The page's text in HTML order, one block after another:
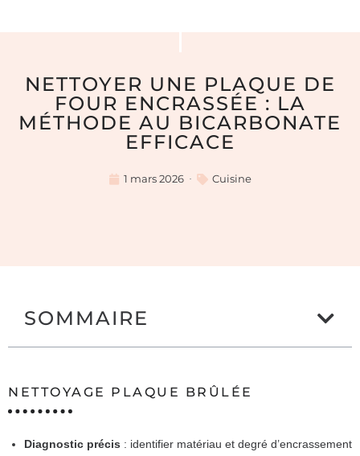
NETTOYER UNE PLAQUE DE
FOUR ENCRASSÉE : LA
MÉTHODE AU BICARBONATE
EFFICACE
1 mars 2026 Cuisine
SOMMAIRE
NETTOYAGE PLAQUE BRÛLÉE
Diagnostic précis : identifier matériau et degré d’encrassement